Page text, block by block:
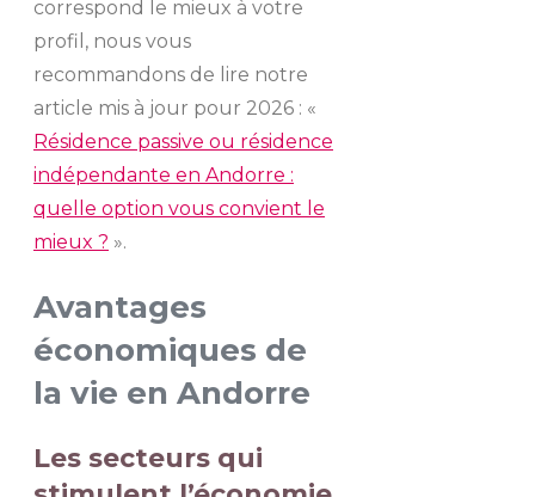
correspond le mieux à votre
profil, nous vous
recommandons de lire notre
article mis à jour pour 2026 : «
Résidence passive ou résidence
indépendante en Andorre :
quelle option vous convient le
mieux ? ».
Avantages
économiques de
la vie en Andorre
Les secteurs qui